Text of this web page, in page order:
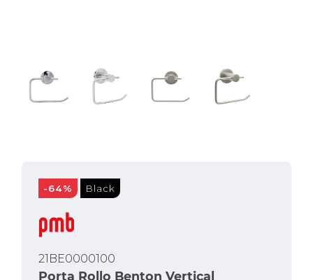
-64% Black
21BE0000100
Porta Rollo Benton Vertical